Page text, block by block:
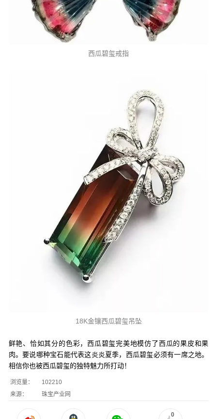
西瓜碧玺戒指
18K金镶西瓜碧玺吊坠
鲜艳、恰如其分的色彩，西瓜碧玺完美地模仿了西瓜的果皮和果
肉。要说哪种宝石能代表这炎炎夏季，西瓜碧玺必须有一席之地。
相信你也被西瓜碧玺的独特魅力所打动！
浏览量：
102210
来源：
珠宝产业网
0